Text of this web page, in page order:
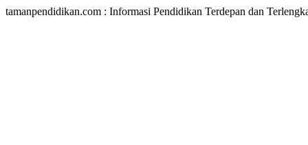
tamanpendidikan.com : Informasi Pendidikan Terdepan dan